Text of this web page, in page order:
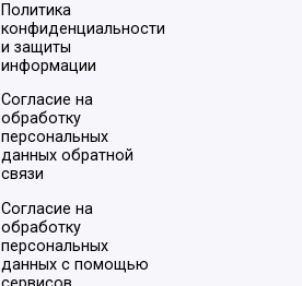
Политика
конфиденциальности
и защиты
информации
Согласие на
обработку
персональных
данных обратной
связи
Согласие на
обработку
персональных
данных с помощью